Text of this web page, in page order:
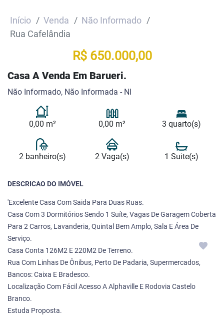
Início Venda
Não Informado
Rua Cafelândia
R$ 650.000,00
Casa A Venda Em Barueri.
Não Informado, Não Informada - NI
0,00 m² 0,00 m² 3 quarto(s)
2 banheiro(s) 2 Vaga(s) 1 Suite(s)
DESCRICAO DO IMÓVEL
'Excelente Casa Com Saida Para Duas Ruas.
Casa Com 3 Dormitórios Sendo 1 Suíte, Vagas De Garagem Coberta
Para 2 Carros, Lavanderia, Quintal Bem Amplo, Sala E Área De
Serviço.
Casa Conta 126M2 E 220M2 De Terreno.
Rua Com Linhas De Ônibus, Perto De Padaria, Supermercados,
Bancos: Caixa E Bradesco.
Localização Com Fácil Acesso A Alphaville E Rodovia Castelo
Branco.
Estuda Proposta.